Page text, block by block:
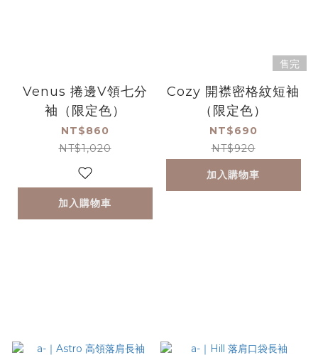
Venus 捲邊V領七分
袖（限定色）
NT$860
NT$1,020
加入購物車
售完
Cozy 開襟密格紋短袖
（限定色）
NT$690
NT$920
加入購物車